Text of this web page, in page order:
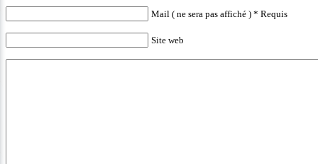
Mail ( ne sera pas affiché ) * Requis
Site web